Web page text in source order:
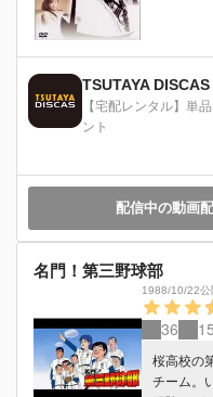
TSUTAYA DISCAS
【宅配レンタル】単
ント
配信中の動画
名門！第三野球部
1988/10/22公
36 15
桜高校の
チーム。